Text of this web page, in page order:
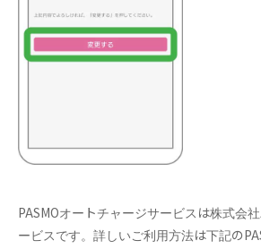
PASMOオートチャージサービスは株式会
ービスです。詳しいご利用方法は下記の